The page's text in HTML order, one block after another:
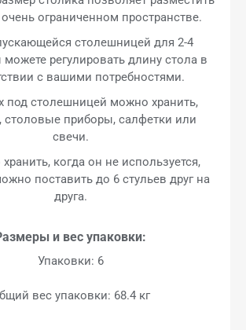
ограниченном пространстве.
столешницей для 2-4
регулировать длину стола в
с вашими потребностями.
под столешницей можно хранить,
столовые приборы, салфетки или
свечи.
хранить, когда он не используется,
поставить до 6 стульев друг на
друга.
и вес упаковки:
Упаковки: 6
вес упаковки: 68.4 кг